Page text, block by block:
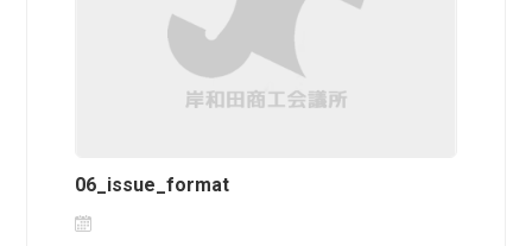
06_issue_format